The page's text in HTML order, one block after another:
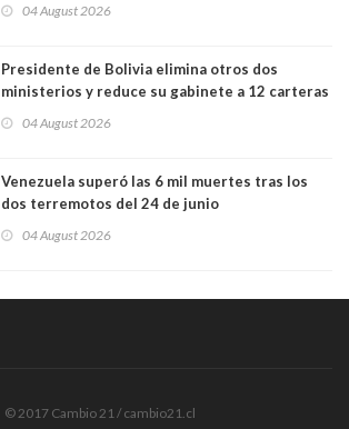
muertos figuran 44 niños y nueve ancianos
04 August 2026
Presidente de Bolivia elimina otros dos
ministerios y reduce su gabinete a 12 carteras
04 August 2026
Venezuela superó las 6 mil muertes tras los
dos terremotos del 24 de junio
04 August 2026
© 2017 Cambio 21 / cambio21.cl